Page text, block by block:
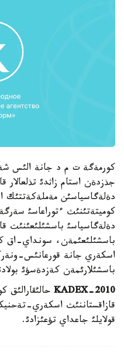
جذزدةن استام زاثدئ
دةلةگاسياسئن
كوميتةتئنئث ءتوراعاسئ
دةلةگاسياسئ باسشئلئعئنئث
باسشئلئعئمةن، سونداي-اق
اسكةري جانة قورعانئس-
باسشئلارئمةن كةزدةسؤئ
KADEX-2010
قازاقستاننئث اسكةري-
قولايلئ جاعداي تؤعئزادئ.